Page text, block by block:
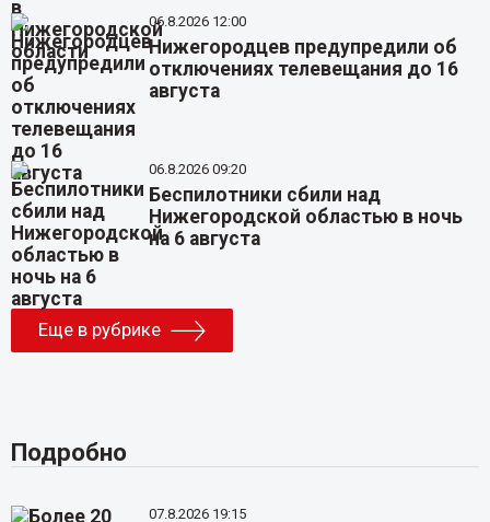
06.8.2026 12:00
Нижегородцев предупредили об
отключениях телевещания до 16
августа
06.8.2026 09:20
Беспилотники сбили над
Нижегородской областью в ночь
на 6 августа
Еще в рубрике
Подробно
07.8.2026 19:15